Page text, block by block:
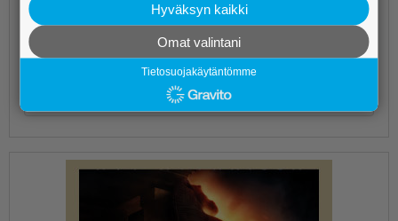
En ole vielä kokeillut, niin en osaa sanoa.
Voisin kyllä harkita lähteväni pelaamaan.
Ei ole minun juttuni.
Hyväksyn kaikki
Omat valintani
Tietosuojakäytäntömme